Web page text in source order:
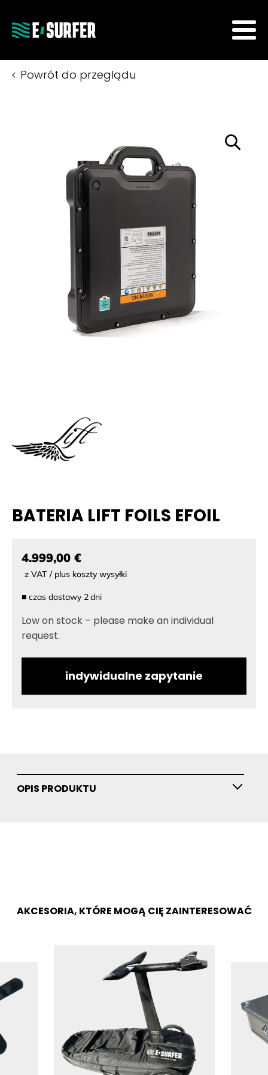
Powrót do przeglądu
BATERIA LIFT FOILS EFOIL
4.999,00 €
z VAT / plus koszty wysyłki
■ czas dostawy 2dni
Low on stock – please make an individual
request.
indywidualne zapytanie
OPIS PRODUKTU
AKCESORIA, KTÓRE MOGĄ CIĘ ZAINTERESOWAĆ